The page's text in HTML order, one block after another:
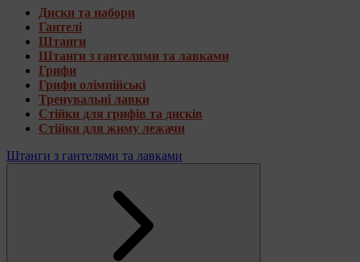
Диски та набори
Гантелі
Штанги
Штанги з гантелями та лавками
Грифи
Грифи олімпійські
Тренувальні лавки
Стійки для грифів та дисків
Стійки для жиму лежачи
Штанги з гантелями та лавками